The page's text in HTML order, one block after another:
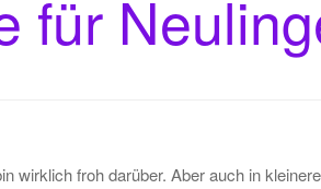
für
wirklich froh darüber. Aber auch in